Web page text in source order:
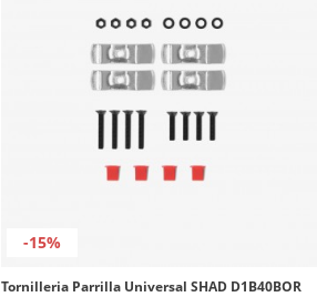
-15%
Tornilleria Parrilla Universal SHAD D1B40BOR